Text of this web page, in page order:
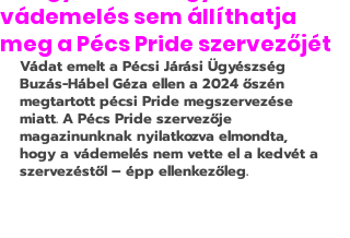
vádemelés sem állíthatja
meg a Pécs Pride szervezőjét
Vádat emelt a Pécsi Járási Ügyészség
Buzás-Hábel Géza ellen a 2024 őszén
megtartott pécsi Pride megszervezése
miatt. A Pécs Pride szervezője
magazinunknak nyilatkozva elmondta,
hogy a vádemelés nem vette el a kedvét a
szervezéstől – épp ellenkezőleg.